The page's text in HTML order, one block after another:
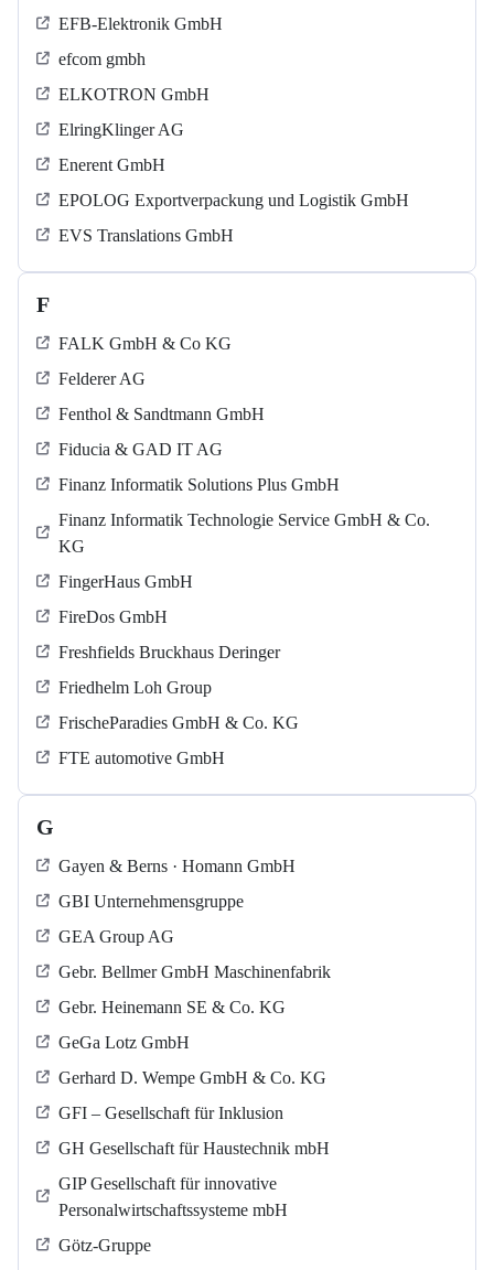
EFB-Elektronik GmbH
efcom gmbh
ELKOTRON GmbH
ElringKlinger AG
Enerent GmbH
EPOLOG Exportverpackung und Logistik GmbH
EVS Translations GmbH
F
FALK GmbH & Co KG
Felderer AG
Fenthol & Sandtmann GmbH
Fiducia & GAD IT AG
Finanz Informatik Solutions Plus GmbH
Finanz Informatik Technologie Service GmbH & Co.
KG
FingerHaus GmbH
FireDos GmbH
Freshfields Bruckhaus Deringer
Friedhelm Loh Group
FrischeParadies GmbH & Co. KG
FTE automotive GmbH
G
Gayen & Berns · Homann GmbH
GBI Unternehmensgruppe
GEA Group AG
Gebr. Bellmer GmbH Maschinenfabrik
Gebr. Heinemann SE & Co. KG
GeGa Lotz GmbH
Gerhard D. Wempe GmbH & Co. KG
GFI – Gesellschaft für Inklusion
GH Gesellschaft für Haustechnik mbH
GIP Gesellschaft für innovative
Personalwirtschaftssysteme mbH
Götz-Gruppe